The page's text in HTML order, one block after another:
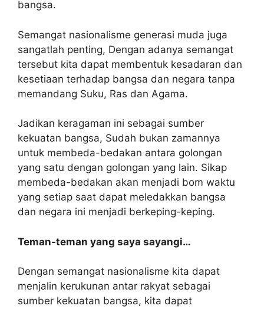
bangsa.
Semangat nasionalisme generasi muda juga
sangatlah penting, Dengan adanya semangat
tersebut kita dapat membentuk kesadaran dan
kesetiaan terhadap bangsa dan negara tanpa
memandang Suku, Ras dan Agama.
Jadikan keragaman ini sebagai sumber
kekuatan bangsa, Sudah bukan zamannya
untuk membeda-bedakan antara golongan
yang satu dengan golongan yang lain. Sikap
membeda-bedakan akan menjadi bom waktu
yang setiap saat dapat meledakkan bangsa
dan negara ini menjadi berkeping-keping.
Teman-teman yang saya sayangi…
Dengan semangat nasionalisme kita dapat
menjalin kerukunan antar rakyat sebagai
sumber kekuatan bangsa, kita dapat